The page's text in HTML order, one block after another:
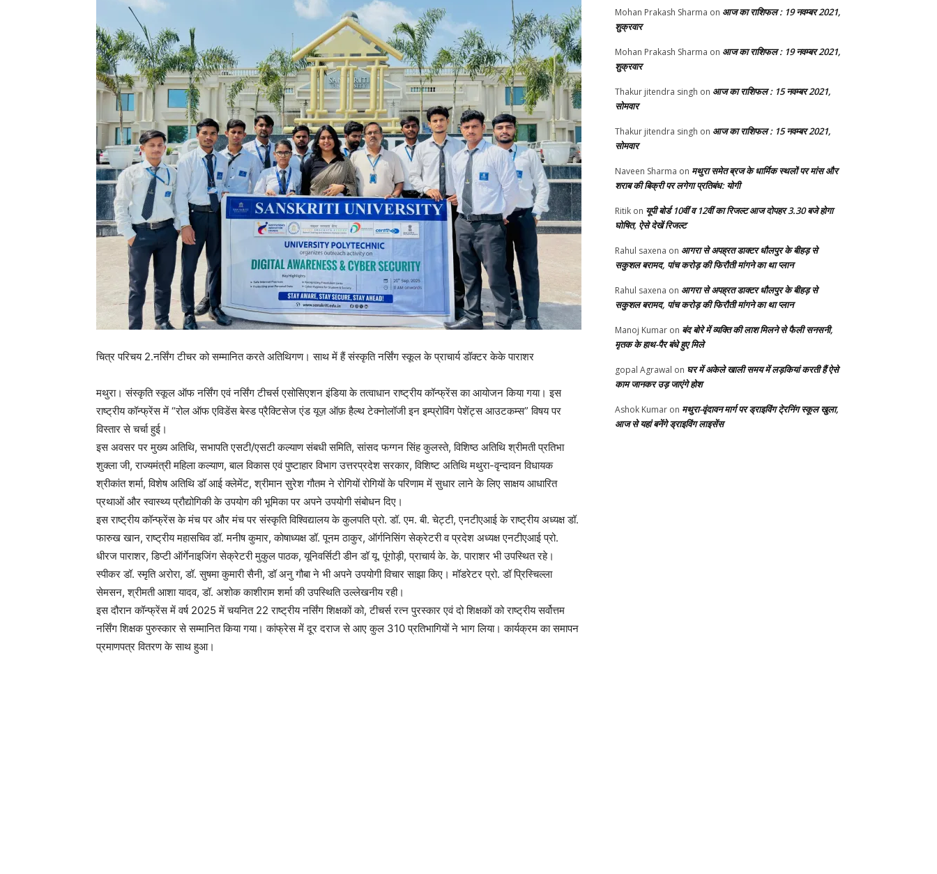
चित्र परिचय 2.नर्सिंग टीचर को सम्मानित करते अतिथिगण। साथ में हैं संस्कृति नर्सिंग स्कूल के प्राचार्य डॉक्टर केके पाराशर
मथुरा। संस्कृति स्कूल ऑफ नर्सिंग एवं नर्सिंग टीचर्स एसोसिएशन इंडिया के तत्वाधान राष्ट्रीय कॉन्फ्रेंस का आयोजन किया गया। इस
राष्ट्रीय कॉन्फ्रेंस में “रोल ऑफ एविडेंस बेस्ड प्रैक्टिसेज एंड यूज़ ऑफ़ हैल्थ टेक्नोलॉजी इन इम्प्रोविंग पेशेंट्स आउटकम्स” विषय पर
विस्तार से चर्चा हुई।
इस अवसर पर मुख्य अतिथि, सभापति एसटी/एसटी कल्याण संबधी समिति, सांसद फग्गन सिंह कुलस्ते, विशिष्ठ अतिथि श्रीमती प्रतिभा
शुक्ला जी, राज्यमंत्री महिला कल्याण, बाल विकास एवं पुष्टाहार विभाग उत्तरप्रदेश सरकार, विशिष्ट अतिथि मथुरा-वृन्दावन विधायक
श्रीकांत शर्मा, विशेष अतिथि डॉ आई क्लेमेंट, श्रीमान सुरेश गौतम ने रोगियों रोगियों के परिणाम में सुधार लाने के लिए साक्षय आधारित
प्रथाओं और स्वास्थ्य प्रौद्योगिकी के उपयोग की भूमिका पर अपने उपयोगी संबोधन दिए।
इस राष्ट्रीय कॉन्फ्रेंस के मंच पर और मंच पर संस्कृति विश्विद्यालय के कुलपति प्रो. डॉ. एम. बी. चेट्टी, एनटीएआई के राष्ट्रीय अध्यक्ष डॉ.
फारुख खान, राष्ट्रीय महासचिव डॉ. मनीष कुमार, कोषाध्यक्ष डॉ. पूनम ठाकुर, ऑर्गनिसिंग सेक्रेटरी व प्रदेश अध्यक्ष एनटीएआई प्रो.
धीरज पाराशर, डिप्टी ऑर्गेनाइजिंग सेक्रेटरी मुकुल पाठक, यूनिवर्सिटी डीन डॉ यू. पूंगोड़ी, प्राचार्य के. के. पाराशर भी उपस्थित रहे।
स्पीकर डॉ. स्मृति अरोरा, डॉ. सुषमा कुमारी सैनी, डॉ अनु गौबा ने भी अपने उपयोगी विचार साझा किए। मॉडरेटर प्रो. डॉ प्रिस्चिल्ला
सेमसन, श्रीमती आशा यादव, डॉ. अशोक काशीराम शर्मा की उपस्थिति उल्लेखनीय रही।
इस दौरान कॉन्फ्रेंस में वर्ष 2025 में चयनित 22 राष्ट्रीय नर्सिंग शिक्षकों को, टीचर्स रत्न पुरस्कार एवं दो शिक्षकों को राष्ट्रीय सर्वोत्तम
नर्सिंग शिक्षक पुरुस्कार से सम्मानित किया गया। कांफ्रेस में दूर दराज से आए कुल 310 प्रतिभागियों ने भाग लिया। कार्यक्रम का समापन
प्रमाणपत्र वितरण के साथ हुआ।
Mohan Prakash Sharma on आज का राशिफल : 19 नवम्बर 2021,
शुक्रवार
Mohan Prakash Sharma on आज का राशिफल : 19 नवम्बर 2021,
शुक्रवार
Thakur jitendra singh on आज का राशिफल : 15 नवम्बर 2021,
सोमवार
Thakur jitendra singh on आज का राशिफल : 15 नवम्बर 2021,
सोमवार
Naveen Sharma on मथुरा समेत ब्रज के धार्मिक स्थलों पर मांस और
शराब की बिक्री पर लगेगा प्रतिबंध: योगी
Ritik on यूपी बोर्ड 10वीं व 12वीं का रिजल्ट आज दोपहर 3.30 बजे होगा
घोषित, ऐसे देखें रिजल्ट
Rahul saxena on आगरा से अपह्रत डाक्टर धौलपुर के बीहड़ से
सकुशल बरामद, पांच करोड़ की फिरौती मांगने का था प्लान
Rahul saxena on आगरा से अपह्रत डाक्टर धौलपुर के बीहड़ से
सकुशल बरामद, पांच करोड़ की फिरौती मांगने का था प्लान
Manoj Kumar on बंद बोरे में व्यक्ति की लाश मिलने से फैली सनसनी,
मृतक के हाथ-पैर बंधे हुए मिले
gopal Agrawal on घर में अकेले खाली समय में लड़कियां करती हैं ऐसे
काम जानकर उड़ जाएंगे होश
Ashok Kumar on मथुरा-वृंदावन मार्ग पर ड्राइविंग टे्रनिंग स्कूल खुला,
आज से यहां बनेंगे ड्राइविंग लाइसेंस